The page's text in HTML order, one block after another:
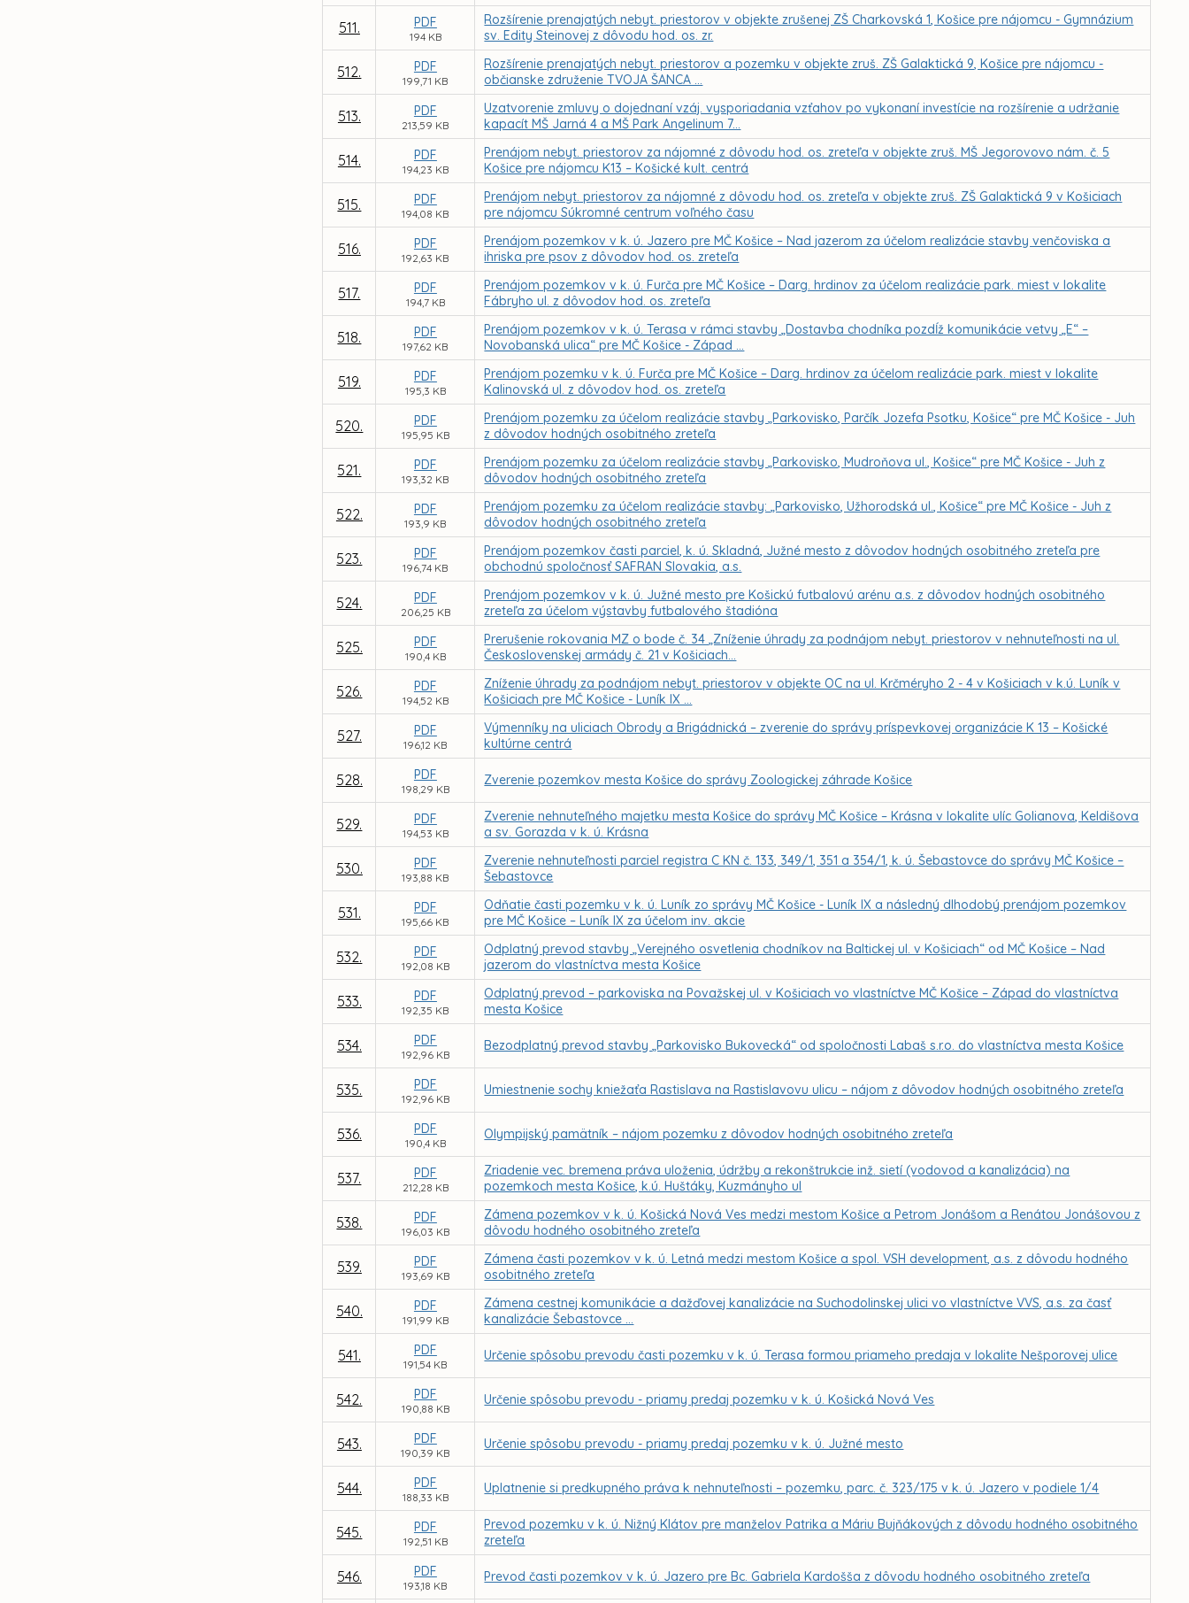
511. PDF
194 KB
Rozšírenie prenajatých nebyt. priestorov v objekte zrušenej ZŠ Charkovská 1, Košice pre nájomcu - Gymnázium
sv. Edity Steinovej z dôvodu hod. os. zr.
512. PDF
199,71 KB
Rozšírenie prenajatých nebyt. priestorov a pozemku v objekte zruš. ZŠ Galaktická 9, Košice pre nájomcu -
občianske združenie TVOJA ŠANCA ...
513. PDF
213,59 KB
Uzatvorenie zmluvy o dojednaní vzáj. vysporiadania vzťahov po vykonaní investície na rozšírenie a udržanie
kapacít MŠ Jarná 4 a MŠ Park Angelinum 7...
514. PDF
194,23 KB
Prenájom nebyt. priestorov za nájomné z dôvodu hod. os. zreteľa v objekte zruš. MŠ Jegorovovo nám. č. 5
Košice pre nájomcu K13 – Košické kult. centrá
515. PDF
194,08 KB
Prenájom nebyt. priestorov za nájomné z dôvodu hod. os. zreteľa v objekte zruš. ZŠ Galaktická 9 v Košiciach
pre nájomcu Súkromné centrum voľného času
516. PDF
192,63 KB
Prenájom pozemkov v k. ú. Jazero pre MČ Košice – Nad jazerom za účelom realizácie stavby venčoviska a
ihriska pre psov z dôvodov hod. os. zreteľa
517. PDF
194,7 KB
Prenájom pozemkov v k. ú. Furča pre MČ Košice – Darg. hrdinov za účelom realizácie park. miest v lokalite
Fábryho ul. z dôvodov hod. os. zreteľa
518. PDF
197,62 KB
Prenájom pozemkov v k. ú. Terasa v rámci stavby „Dostavba chodníka pozdĺž komunikácie vetvy „E“ –
Novobanská ulica“ pre MČ Košice - Západ ...
519. PDF
195,3 KB
Prenájom pozemku v k. ú. Furča pre MČ Košice – Darg. hrdinov za účelom realizácie park. miest v lokalite
Kalinovská ul. z dôvodov hod. os. zreteľa
520. PDF
195,95 KB
Prenájom pozemku za účelom realizácie stavby „Parkovisko, Parčík Jozefa Psotku, Košice“ pre MČ Košice - Juh
z dôvodov hodných osobitného zreteľa
521. PDF
193,32 KB
Prenájom pozemku za účelom realizácie stavby „Parkovisko, Mudroňova ul., Košice“ pre MČ Košice - Juh z
dôvodov hodných osobitného zreteľa
522. PDF
193,9 KB
Prenájom pozemku za účelom realizácie stavby: „Parkovisko, Užhorodská ul., Košice“ pre MČ Košice - Juh z
dôvodov hodných osobitného zreteľa
523. PDF
196,74 KB
Prenájom pozemkov časti parciel, k. ú. Skladná, Južné mesto z dôvodov hodných osobitného zreteľa pre
obchodnú spoločnosť SAFRAN Slovakia, a.s.
524. PDF
206,25 KB
Prenájom pozemkov v k. ú. Južné mesto pre Košickú futbalovú arénu a.s. z dôvodov hodných osobitného
zreteľa za účelom výstavby futbalového štadióna
525. PDF
190,4 KB
Prerušenie rokovania MZ o bode č. 34 „Zníženie úhrady za podnájom nebyt. priestorov v nehnuteľnosti na ul.
Československej armády č. 21 v Košiciach...
526. PDF
194,52 KB
Zníženie úhrady za podnájom nebyt. priestorov v objekte OC na ul. Krčméryho 2 - 4 v Košiciach v k.ú. Luník v
Košiciach pre MČ Košice - Luník IX ...
527. PDF
196,12 KB
Výmenníky na uliciach Obrody a Brigádnická – zverenie do správy príspevkovej organizácie K 13 – Košické
kultúrne centrá
528. PDF
198,29 KB
Zverenie pozemkov mesta Košice do správy Zoologickej záhrade Košice
529. PDF
194,53 KB
Zverenie nehnuteľného majetku mesta Košice do správy MČ Košice – Krásna v lokalite ulíc Golianova, Keldišova
a sv. Gorazda v k. ú. Krásna
530. PDF
193,88 KB
Zverenie nehnuteľnosti parciel registra C KN č. 133, 349/1, 351 a 354/1, k. ú. Šebastovce do správy MČ Košice –
Šebastovce
531. PDF
195,66 KB
Odňatie časti pozemku v k. ú. Luník zo správy MČ Košice - Luník IX a následný dlhodobý prenájom pozemkov
pre MČ Košice – Luník IX za účelom inv. akcie
532. PDF
192,08 KB
Odplatný prevod stavby „Verejného osvetlenia chodníkov na Baltickej ul. v Košiciach“ od MČ Košice – Nad
jazerom do vlastníctva mesta Košice
533. PDF
192,35 KB
Odplatný prevod – parkoviska na Považskej ul. v Košiciach vo vlastníctve MČ Košice – Západ do vlastníctva
mesta Košice
534. PDF
192,96 KB
Bezodplatný prevod stavby „Parkovisko Bukovecká“ od spoločnosti Labaš s.r.o. do vlastníctva mesta Košice
535. PDF
192,96 KB
Umiestnenie sochy kniežaťa Rastislava na Rastislavovu ulicu – nájom z dôvodov hodných osobitného zreteľa
536. PDF
190,4 KB
Olympijský pamätník – nájom pozemku z dôvodov hodných osobitného zreteľa
537. PDF
212,28 KB
Zriadenie vec. bremena práva uloženia, údržby a rekonštrukcie inž. sietí (vodovod a kanalizácia) na
pozemkoch mesta Košice, k.ú. Huštáky, Kuzmányho ul
538. PDF
196,03 KB
Zámena pozemkov v k. ú. Košická Nová Ves medzi mestom Košice a Petrom Jonášom a Renátou Jonášovou z
dôvodu hodného osobitného zreteľa
539. PDF
193,69 KB
Zámena časti pozemkov v k. ú. Letná medzi mestom Košice a spol. VSH development, a.s. z dôvodu hodného
osobitného zreteľa
540. PDF
191,99 KB
Zámena cestnej komunikácie a dažďovej kanalizácie na Suchodolinskej ulici vo vlastníctve VVS, a.s. za časť
kanalizácie Šebastovce ...
541. PDF
191,54 KB
Určenie spôsobu prevodu časti pozemku v k. ú. Terasa formou priameho predaja v lokalite Nešporovej ulice
542. PDF
190,88 KB
Určenie spôsobu prevodu - priamy predaj pozemku v k. ú. Košická Nová Ves
543. PDF
190,39 KB
Určenie spôsobu prevodu - priamy predaj pozemku v k. ú. Južné mesto
544. PDF
188,33 KB
Uplatnenie si predkupného práva k nehnuteľnosti – pozemku, parc. č. 323/175 v k. ú. Jazero v podiele 1/4
545. PDF
192,51 KB
Prevod pozemku v k. ú. Nižný Klátov pre manželov Patrika a Máriu Bujňákových z dôvodu hodného osobitného
zreteľa
546. PDF
193,18 KB
Prevod časti pozemkov v k. ú. Jazero pre Bc. Gabriela Kardošša z dôvodu hodného osobitného zreteľa